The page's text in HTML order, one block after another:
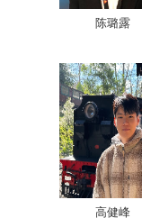
陈璐露
高健峰